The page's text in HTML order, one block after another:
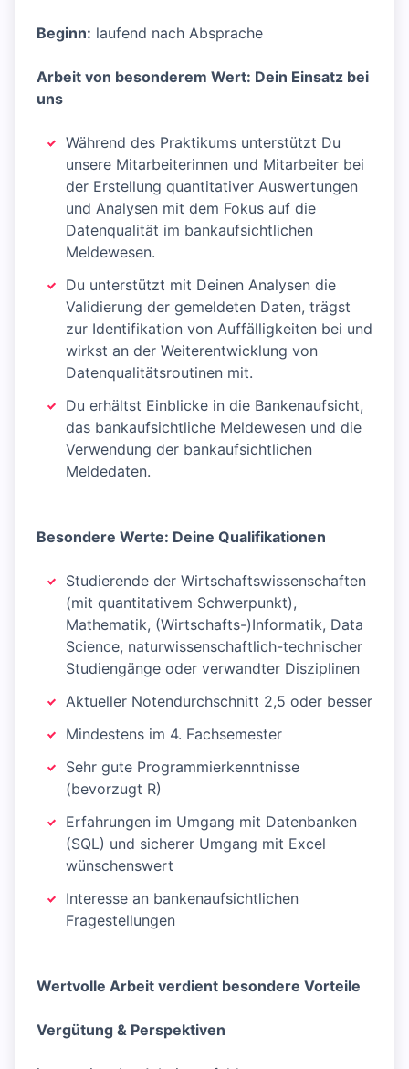
Beginn: laufend nach Absprache
Arbeit von besonderem Wert: Dein Einsatz bei
uns
Während des Praktikums unterstützt Du
unsere Mitarbeiterinnen und Mitarbeiter bei
der Erstellung quantitativer Auswertungen
und Analysen mit dem Fokus auf die
Datenqualität im bankaufsichtlichen
Meldewesen.
Du unterstützt mit Deinen Analysen die
Validierung der gemeldeten Daten, trägst
zur Identifikation von Auffälligkeiten bei und
wirkst an der Weiterentwicklung von
Datenqualitätsroutinen mit.
Du erhältst Einblicke in die Bankenaufsicht,
das bankaufsichtliche Meldewesen und die
Verwendung der bankaufsichtlichen
Meldedaten.
Besondere Werte: Deine Qualifikationen
Studierende der Wirtschaftswissenschaften
(mit quantitativem Schwerpunkt),
Mathematik, (Wirtschafts-)Informatik, Data
Science, naturwissenschaftlich-technischer
Studiengänge oder verwandter Disziplinen
Aktueller Notendurchschnitt 2,5 oder besser
Mindestens im 4. Fachsemester
Sehr gute Programmierkenntnisse
(bevorzugt R)
Erfahrungen im Umgang mit Datenbanken
(SQL) und sicherer Umgang mit Excel
wünschenswert
Interesse an bankenaufsichtlichen
Fragestellungen
Wertvolle Arbeit verdient besondere Vorteile
Vergütung & Perspektiven